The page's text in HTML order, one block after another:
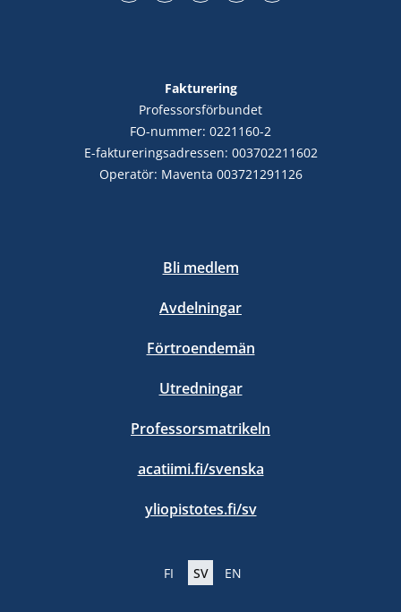
Fakturering
Professorsförbundet
FO-nummer: 0221160-2
E-faktureringsadressen: 003702211602
Operatör: Maventa 003721291126
Bli medlem
Avdelningar
Förtroendemän
Utredningar
Professorsmatrikeln
acatiimi.fi/svenska
yliopistotes.fi/sv
FI SV EN